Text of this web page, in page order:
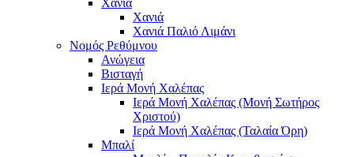
Χανιά
Χανιά
Χανιά Παλιό Λιμάνι
Νομός Ρεθύμνου
Ανώγεια
Βισταγή
Ιερά Μονή Χαλέπας
Ιερά Μονή Χαλέπας (Μονή Σωτήρος
Χριστού)
Ιερά Μονή Χαλέπας (Ταλαία Όρη)
Μπαλί